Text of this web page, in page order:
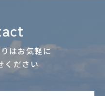
はお気軽に
ください